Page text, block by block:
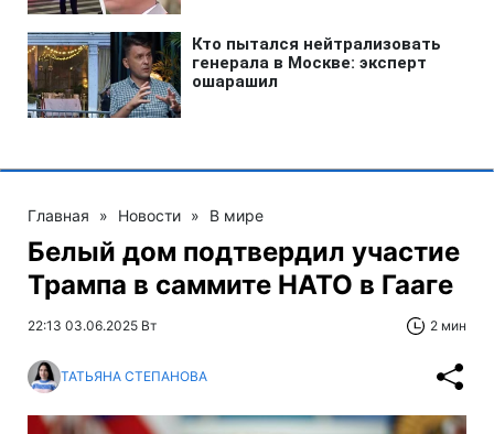
Главная » Новости » В мире
Белый дом подтвердил участие
Трампа в саммите НАТО в Гааге
22:13 03.06.2025 Вт 2 мин
ТАТЬЯНА СТЕПАНОВА